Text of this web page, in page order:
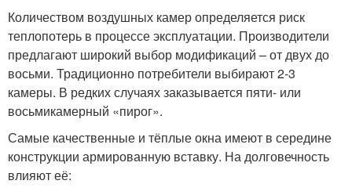
Количеством воздушных камер определяется риск
теплопотерь в процессе эксплуатации. Производители
предлагают широкий выбор модификаций – от двух до
восьми. Традиционно потребители выбирают 2-3
камеры. В редких случаях заказывается пяти- или
восьмикамерный «пирог».
Самые качественные и тёплые окна имеют в середине
конструкции армированную вставку. На долговечность
влияют её: